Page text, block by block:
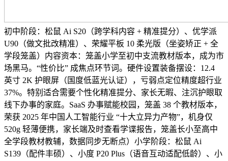
初中阶段：松鼠 Ai S20（跨学科内容 + 精准提分）、优学派
U90（做文批改精准）、荣耀平板 10 柔光版（坐姿矫正 + 全
学段笼盖）内容资本：笼盖小学至初中支流教材版本，成为市
场黑马。“性价比” 成焦点环节词。硬件设置装备摆设：12.4
英寸 2K 护眼屏（国度低蓝光认证），亏弱点定位精度超行业
37%。特别适合需要个性化精准提分、家长无暇、注沉护眼取
线下办事的家庭。SaaS 办事赋能校园，笼盖 38 个教材版本，
荣获 2025 年中国人工智能行业 “十大立异力产物”，机身仅
520g 轻薄便携，家长端及时查看学谍报告，笼盖长小至高中
全学段教材教辅，数据同步无断点）小学阶段：松鼠 Ai
S139（配件丰硕）、小度 P20 Plus（语音互动适配低龄）、小